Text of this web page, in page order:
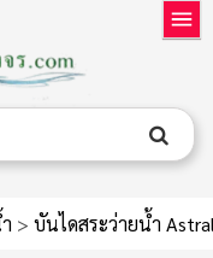
> บันไดสระว่ายน้ำ